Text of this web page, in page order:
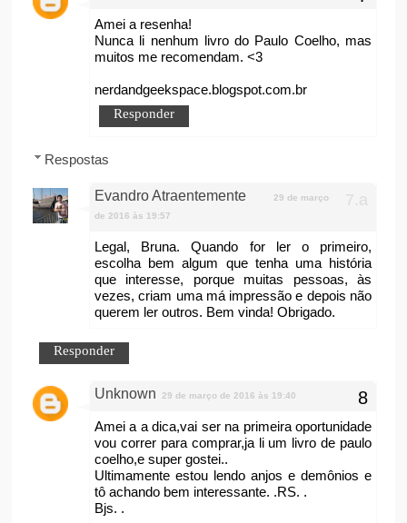
Amei a resenha!
Nunca li nenhum livro do Paulo Coelho, mas
muitos me recomendam. <3
nerdandgeekspace.blogspot.com.br
Responder
Respostas
Evandro Atraentemente
29 de março
de 2016 às 19:57
Legal, Bruna. Quando for ler o primeiro,
escolha bem algum que tenha uma história
que interesse, porque muitas pessoas, às
vezes, criam uma má impressão e depois não
querem ler outros. Bem vinda! Obrigado.
Responder
Unknown 29 de março de 2016 às 19:40
Amei a a dica,vai ser na primeira oportunidade
vou correr para comprar,ja li um livro de paulo
coelho,e super gostei..
Ultimamente estou lendo anjos e demônios e
tô achando bem interessante. .RS. .
Bjs. .